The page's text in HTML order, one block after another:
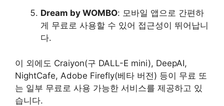
Dream by WOMBO: 모바일 앱으로 간편하
게 무료로 사용할 수 있어 접근성이 뛰어납니
다.
이 외에도 Craiyon(구 DALL-E mini), DeepAI,
NightCafe, Adobe Firefly(베타 버전) 등이 무료 또
는 일부 무료로 사용 가능한 서비스를 제공하고 있
습니다.